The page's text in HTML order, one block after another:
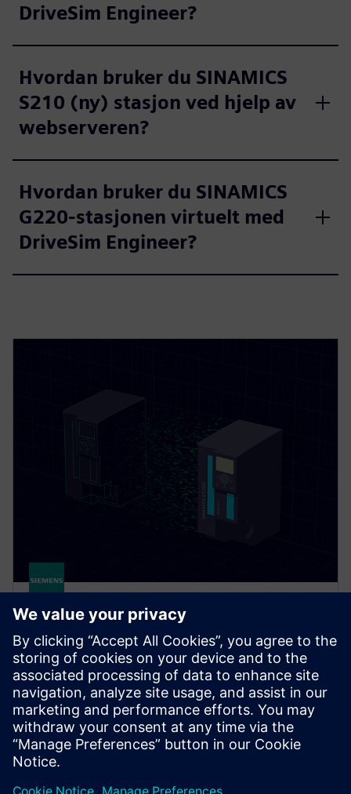
DriveSim Engineer?
Hvordan bruker du SINAMICS
S210 (ny) stasjon ved hjelp av
webserveren?
Hvordan bruker du SINAMICS
G220-stasjonen virtuelt med
DriveSim Engineer?
DriveSim Designer
DriveSim Designer is a digital twin of SINAMICS
drives in one model as a Functional Mock-up Unit. It
helps users test, simulate and size the correct drive
and motor.